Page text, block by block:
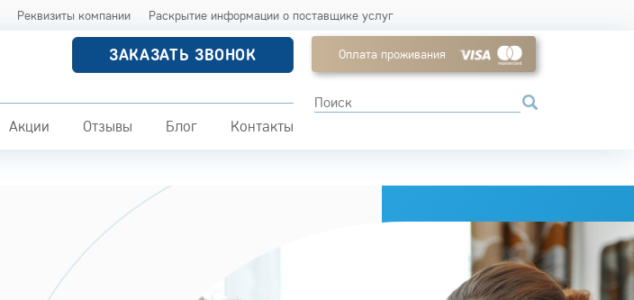
Реквизиты компании Раскрытие информации о поставщике услуг
ЗАКАЗАТЬ ЗВОНОК
Акции Отзывы Блог Контакты
Оплата проживания